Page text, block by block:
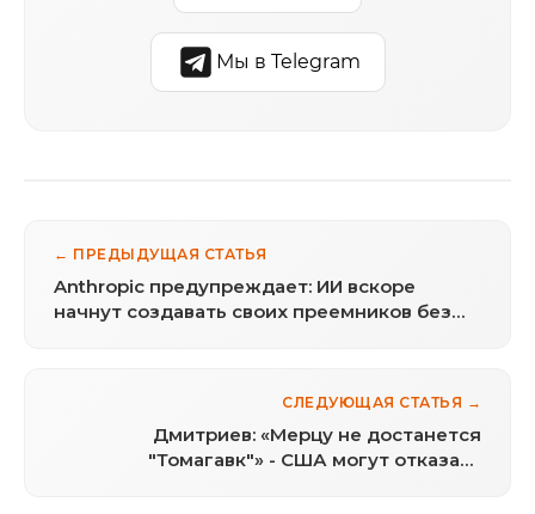
Мы в Telegram
← ПРЕДЫДУЩАЯ СТАТЬЯ
Anthropic предупреждает: ИИ вскоре
начнут создавать своих преемников без
СЛЕДУЮЩАЯ СТАТЬЯ →
Дмитриев: «Мерцу не достанется
"Томагавк"» - США могут отказать